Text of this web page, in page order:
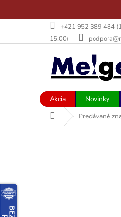
obsah
+421 952 389 484
15:00)
Akcia Novinky
DomovPredávané